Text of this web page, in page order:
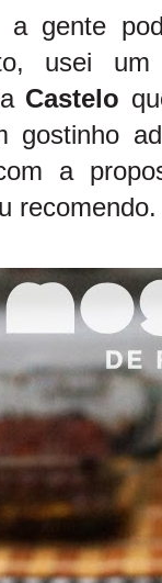
a gente
usei
Castelo
gostinho
a
recomendo.